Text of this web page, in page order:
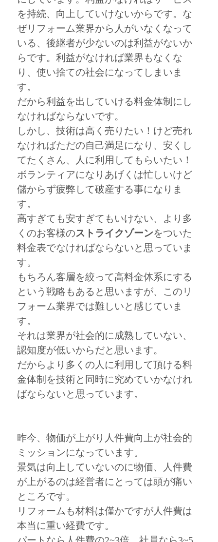
を持続、向上していけないからです。な
ぜリフォーム業界から人がいなくなって
いる、後継者が少ないのは利益がないか
らです。利益がなければ業界もなくな
り、使い捨ての社会になってしまいま
す。
だから利益を出していける料金体制にし
なければならないです。
しかし、技術は高く売りたい！けど売れ
なければただの自己満足になり、安くし
てたくさん、人に利用してもらいたい！
ボランティアになりあげくは忙しいけど
儲からず疲弊して破産する事になりま
す。
高すぎても安すぎてもいけない、より多
くのお客様のストライクゾーンをついた
料金表でなければならないと思っていま
す。
もちろん客層を絞って高料金体系にする
という戦略もあると思いますが、このリ
フォーム業界では難しいと感じていま
す。
それは業界が社会的に成熟していない、
認知度が低いからだと思います。
だからより多くの人に利用して頂ける料
金体制を技術と同時に究めていかなけれ
ばならないと思っています。
昨今、物価が上がり人件費向上が社会的
ミッションになっています。
景気は向上していないのに物価、人件費
が上がるのは経営者にとっては頭が痛い
ところです。
リフォームも材料は僅かですが人件費は
本当に重い経費です。